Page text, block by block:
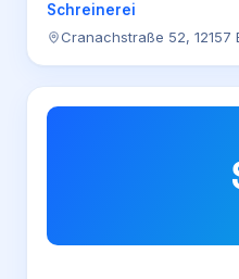
Schreinerei
Cranachstraße 52, 12157